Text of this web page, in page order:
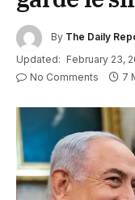
By The Daily
Updated: February 23,
No Comments 7